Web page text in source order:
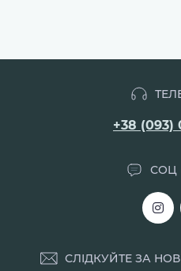
+38 (093)
СОЦ
СЛІДКУЙТЕ ЗА